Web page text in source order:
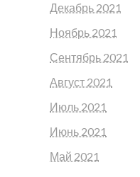
Декабрь 2021
Ноябрь 2021
Сентябрь 2021
Август 2021
Июль 2021
Июнь 2021
Май 2021